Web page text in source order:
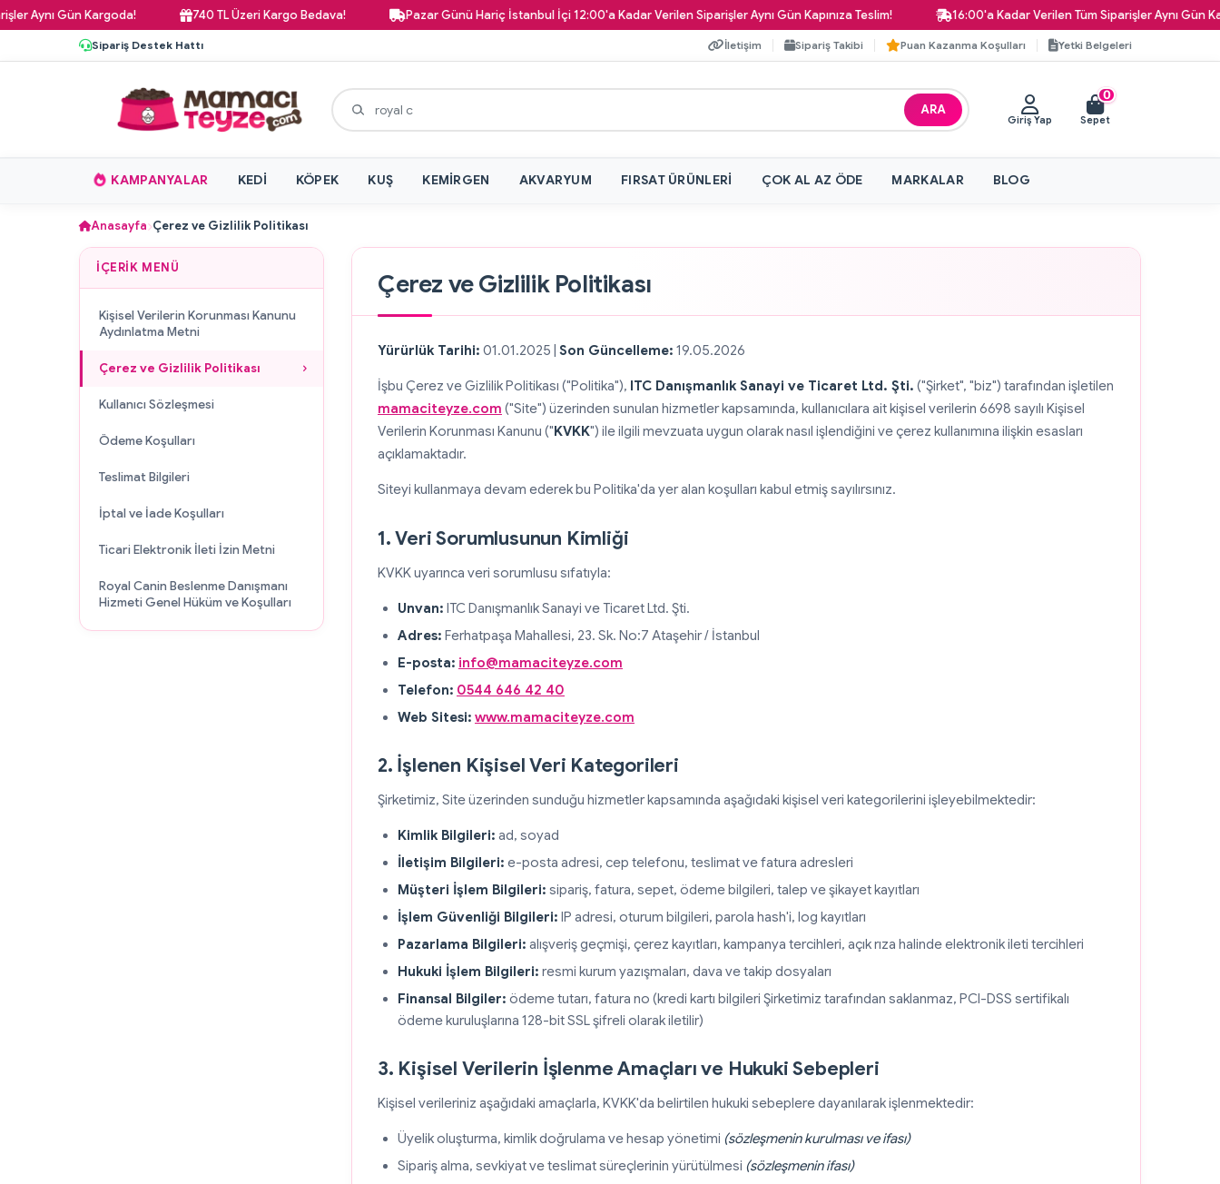
Gün Kargoda! 740 TL Üzeri Kargo Bedava! Pazar Günü Hariç İstanbul İçi 12:00'a Kadar Verilen Siparişler Aynı Gün Kapınıza Teslim! 16:00'a Kadar Verilen Tüm Siparişler Aynı Gün Kargoda!
Sipariş Destek Hattı İletişim Sipariş Takibi Puan Kazanma Koşulları Yetki Belgeleri
ARA
Giriş Yap
0
Sepet
KAMPANYALAR KEDI KÖPEK KUŞ KEMIRGEN AKVARYUM FIRSAT ÜRÜNLERI ÇOK AL AZ ÖDE MARKALAR BLOG
Anasayfa Çerez ve Gizlilik Politikası
İÇERIK MENÜ
Kişisel Verilerin Korunması Kanunu
Aydınlatma Metni
Çerez ve Gizlilik Politikası
Kullanıcı Sözleşmesi
Ödeme Koşulları
Teslimat Bilgileri
İptal ve İade Koşulları
Ticari Elektronik İleti İzin Metni
Royal Canin Beslenme Danışmanı
Hizmeti Genel Hüküm ve Koşulları
Çerez ve Gizlilik Politikası
Yürürlük Tarihi: 01.01.2025 | Son Güncelleme: 19.05.2026
İşbu Çerez ve Gizlilik Politikası ("Politika"), ITC Danışmanlık Sanayi ve Ticaret Ltd. Şti. ("Şirket", "biz") tarafından işletilen
mamaciteyze.com ("Site") üzerinden sunulan hizmetler kapsamında, kullanıcılara ait kişisel verilerin 6698 sayılı Kişisel
Verilerin Korunması Kanunu ("KVKK") ile ilgili mevzuata uygun olarak nasıl işlendiğini ve çerez kullanımına ilişkin esasları
açıklamaktadır.
Siteyi kullanmaya devam ederek bu Politika'da yer alan koşulları kabul etmiş sayılırsınız.
1. Veri Sorumlusunun Kimliği
KVKK uyarınca veri sorumlusu sıfatıyla:
Unvan: ITC Danışmanlık Sanayi ve Ticaret Ltd. Şti.
Adres: Ferhatpaşa Mahallesi, 23. Sk. No:7 Ataşehir / İstanbul
E-posta: info@mamaciteyze.com
Telefon: 0544 646 42 40
Web Sitesi: www.mamaciteyze.com
2. İşlenen Kişisel Veri Kategorileri
Şirketimiz, Site üzerinden sunduğu hizmetler kapsamında aşağıdaki kişisel veri kategorilerini işleyebilmektedir:
Kimlik Bilgileri: ad, soyad
İletişim Bilgileri: e-posta adresi, cep telefonu, teslimat ve fatura adresleri
Müşteri İşlem Bilgileri: sipariş, fatura, sepet, ödeme bilgileri, talep ve şikayet kayıtları
İşlem Güvenliği Bilgileri: IP adresi, oturum bilgileri, parola hash'i, log kayıtları
Pazarlama Bilgileri: alışveriş geçmişi, çerez kayıtları, kampanya tercihleri, açık rıza halinde elektronik ileti tercihleri
Hukuki İşlem Bilgileri: resmi kurum yazışmaları, dava ve takip dosyaları
Finansal Bilgiler: ödeme tutarı, fatura no (kredi kartı bilgileri Şirketimiz tarafından saklanmaz, PCI-DSS sertifikalı
ödeme kuruluşlarına 128-bit SSL şifreli olarak iletilir)
3. Kişisel Verilerin İşlenme Amaçları ve Hukuki Sebepleri
Kişisel verileriniz aşağıdaki amaçlarla, KVKK'da belirtilen hukuki sebeplere dayanılarak işlenmektedir:
Üyelik oluşturma, kimlik doğrulama ve hesap yönetimi (sözleşmenin kurulması ve ifası)
Sipariş alma, sevkiyat ve teslimat süreçlerinin yürütülmesi (sözleşmenin ifası)